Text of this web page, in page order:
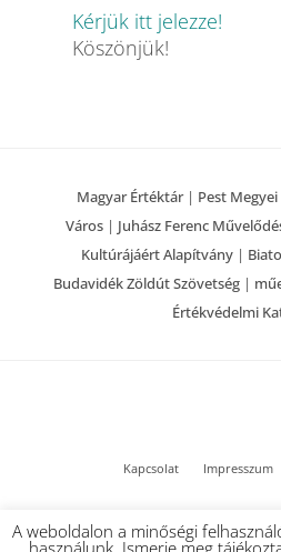
Kérjük itt jelezze!
Köszönjük!
Magyar Értéktár| Pest
Város| Juhász Ferenc
Kultúrájáért Alapítvány|
Budavidék Zöldút Szövetség |
Értékvédelmi
Kapcsolat Impresszum
© 2022 Biatorbágy
A weboldalon a minőségi
használunk. Ismerje meg